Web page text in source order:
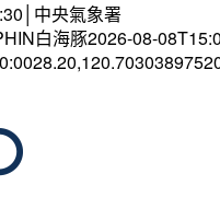
中央氣象署
白海豚2026-08-